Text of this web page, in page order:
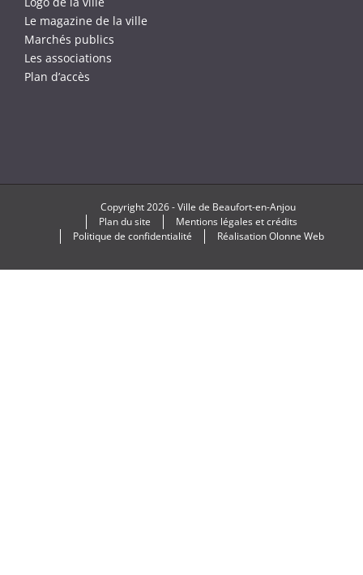
Le magazine de la ville
Marchés publics
Les associations
Plan d’accès
Copyright2026 -Ville de Beaufort-en-Anjou
Plan du site
Mentions légales et crédits
Politique de confidentialité
RéalisationOlonne Web